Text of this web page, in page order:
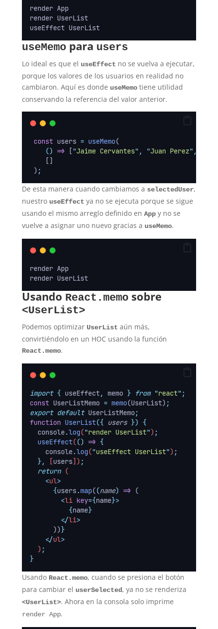
render App
render UserList
useEffect UserList
useMemopara users
Lo ideal es que el useEffect no se vuelva a ejecutar,
porque los valores de los usuarios en realidad no
cambiaron. Aquí es donde useMemotiene utilidad
conservando la referencia del valor anterior.
const users = useMemo(
() => ["Jaime Cervantes" , "Juan Perez" ,
    []
) ;
De esta manera cuando cambiamos a selectedUser,
nuestro useEffect ya no se ejecuta porque se sigue
usando el mismo arreglo definido en Appy no se
vuelve a asignar uno nuevo gracias a useMemo.
render App
render UserList
Usando React.memosobre
<UserList>
Podemos optimizar UserList aún más,
convirtiéndolo en un HOC usando la función
React.memo.
import { useEffect, memo } from "react" ;
const UserListMemo = memo(UserList) ;
export default UserListMemo;
function UserList({ users })
{
console.log("render UserList") ;
useEffect(() => {
console.log("useEffect UserList") ;
},
[users]) ;
return (
<ul>
{users.map((name) => (
<li key={name}>
{name}
</li>
      ))
}
</ul>
  )
;
}
Usando React.memo, cuando se presiona el botón
para cambiar el userSelected, ya no se renderiza
<UserList>. Ahora en la consola solo imprime
render App.